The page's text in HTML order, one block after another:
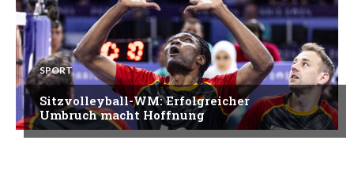
SPORT
Sitzvolleyball-WM: Erfolgreicher
Umbruch macht Hoffnung